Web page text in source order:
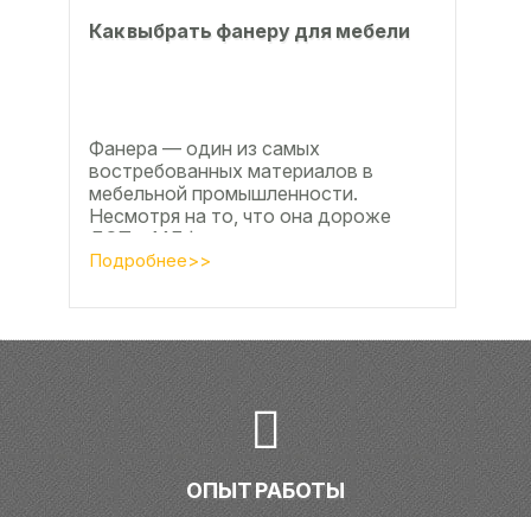
Как выбрать фанеру для мебели
Фанера — один из самых
востребованных материалов в
мебельной промышленности.
Несмотря на то, что она дороже
ДСП и МДФ , ее очень часто
используют для изготовления...
Подробнее>>
ОПЫТ РАБОТЫ